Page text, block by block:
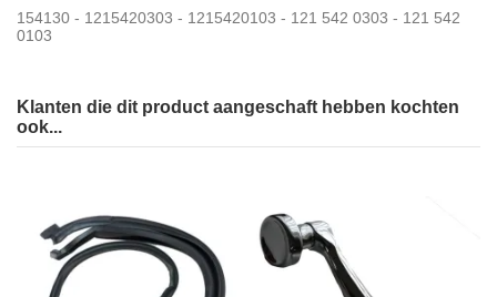
154130 - 1215420303 - 1215420103 - 121 542 0303 - 121 542
0103
Klanten die dit product aangeschaft hebben kochten
ook...